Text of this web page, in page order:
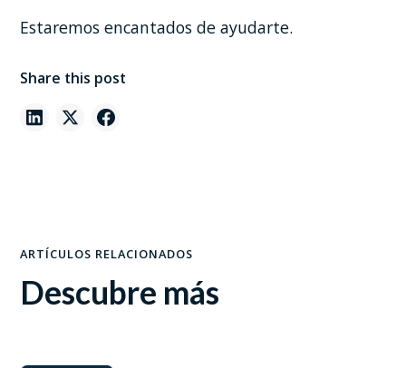
Estaremos encantados de ayudarte.
Share this post
ARTÍCULOS RELACIONADOS
Descubre más